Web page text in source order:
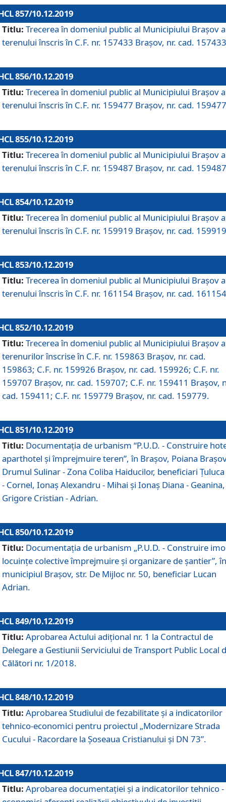
857/10.12.2019
Titlu: Trecerea în domeniul public al Municipiului Braşov a
terenului înscris în C.F. nr. 157433 Brașov, nr. cad.
856/10.12.2019
Titlu: Trecerea în domeniul public al Municipiului Braşov a
terenului înscris în C.F. nr. 159477 Brașov, nr. cad.
855/10.12.2019
Titlu: Trecerea în domeniul public al Municipiului Braşov a
terenului înscris în C.F. nr. 159487 Brașov, nr. cad.
854/10.12.2019
Titlu: Trecerea în domeniul public al Municipiului Braşov a
terenului înscris în C.F. nr. 159919 Brașov, nr. cad.
853/10.12.2019
Titlu: Trecerea în domeniul public al Municipiului Braşov a
terenului înscris în C.F. nr. 161154 Brașov, nr. cad.
852/10.12.2019
Titlu: Trecerea în domeniul public al Municipiului Braşov a
terenurilor înscrise în C.F. nr. 159863 Brașov, nr. cad.
159863; C.F. nr. 159926 Brașov, nr. cad. 159926; C.F. nr.
159707 Brașov, nr. cad. 159707; C.F. nr. 159411 Brașov,
cad. 159411; C.F. nr. 159779 Brașov, nr. cad. 159779.
851/10.12.2019
Titlu: Documentaţia de urbanism “P.U.D. - Construire
aparthotel şi împrejmuire teren”, în Braşov, Poiana
Drumul Sulinar - Zona Coliba Haiducilor, beneficiari
- Cornel, Ionaş Alexandru - Mihai şi Ionaş Diana - Geanina,
Grigore Cristian - Adrian.
850/10.12.2019
Titlu: Documentaţia de urbanism „P.U.D. - Construire
locuințe colective împrejmuire și organizare de șantier”, în
municipiul Braşov, str. De Mijloc nr. 50, beneficiar Lucan
Adrian.
849/10.12.2019
Titlu: Aprobarea Actului adiţional nr. 1 la Contractul de
Delegare a Gestiunii Serviciului de Transport Public Local
Călători nr. 1/2018.
848/10.12.2019
Titlu: Aprobarea Studiului de fezabilitate şi a indicatorilor
tehnico-economici pentru proiectul „Modernizare Strada
Cucului - Racordare la Șoseaua Cristianului și DN 73”.
847/10.12.2019
Titlu: Aprobarea documentației și a indicatorilor tehnico -